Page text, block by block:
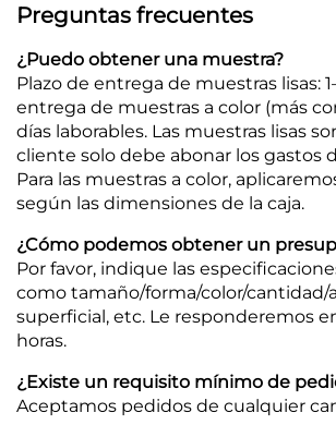
Preguntas frecuentes
¿Puedo obtener una muestra?
Plazo de entrega de muestras lisas:
entrega de muestras a color (más
días laborables. Las muestras lisas
cliente solo debe abonar los gastos
Para las muestras a color,
según las dimensiones de la caja.
¿Cómo podemos obtener un
Por favor, indique las
como tamaño/forma/color/cantidad/
superficial, etc. Le responderemos
horas.
¿Existe un requisito mínimo de
Aceptamos pedidos de cualquier